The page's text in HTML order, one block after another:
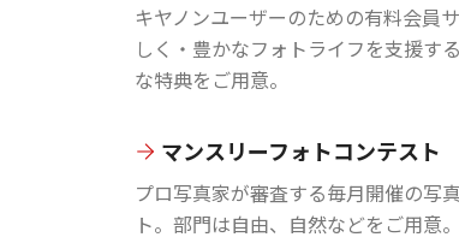
キヤノンユーザーのための有料会員
しく・豊かなフォトライフを支援す
な特典をご用意。
マンスリーフォトコンテスト
プロ写真家が審査する毎月開催の写
ト。部門は自由、自然などをご用意。